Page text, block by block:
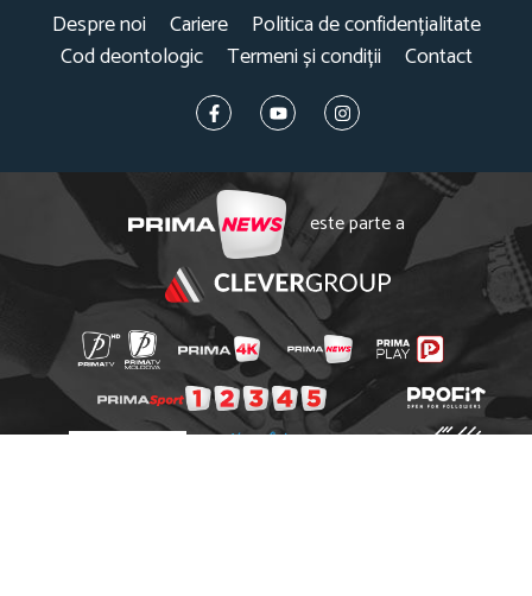
Despre noi Cariere
Politica de confidențialitate
Cod deontologic
Termeni și condiții Contact
este parte a